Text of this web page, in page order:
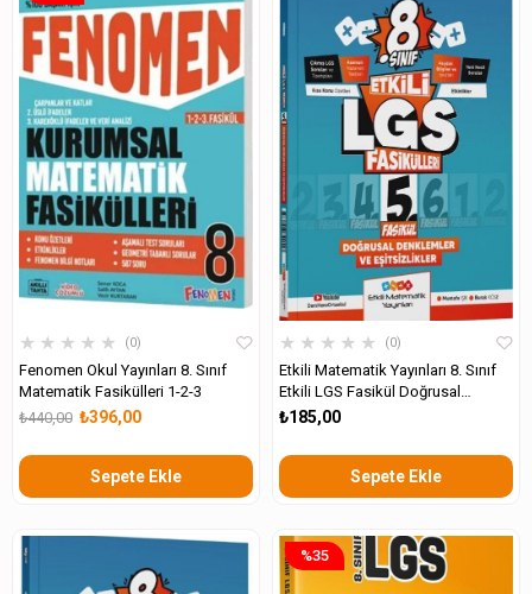
★ ★ ★ ★ ★ 0
Fenomen Okul Yayınları 8. Sınıf
Matematik Fasikülleri 1-2-3
₺396,00
₺440,00
Sepete Ekle
★ ★ ★ ★ ★ 0
Etkili Matematik Yayınları 8. Sınıf
Etkili LGS Fasikül Doğrusal
Denklemler ve Eşitsizlikler 5
₺185,00
Sepete Ekle
%35